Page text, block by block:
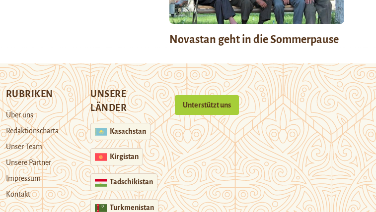
Novastan geht in die Sommerpause
RUBRIKEN
Über uns
Redaktionscharta
Unser Team
Unsere Partner
Impressum
Kontakt
UNSERE
LÄNDER
Kasachstan
Kirgistan
Tadschikistan
Turkmenistan
Unterstützt uns